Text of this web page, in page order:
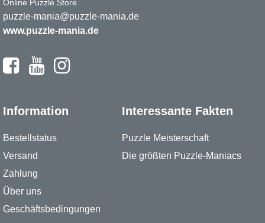
Online Puzzle Store
puzzle-mania@puzzle-mania.de
www.puzzle-mania.de
Information
Bestellstatus
Versand
Zahlung
Über uns
Geschäftsbedingungen
Interessante Fakten
Puzzle Meisterschaft
Die größten Puzzle-Maniacs